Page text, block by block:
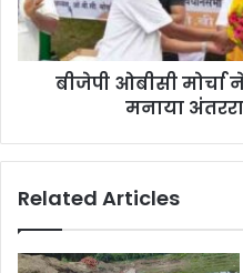
बीजेपी ओबीसी मोर्चा
मनाया
Related Articles